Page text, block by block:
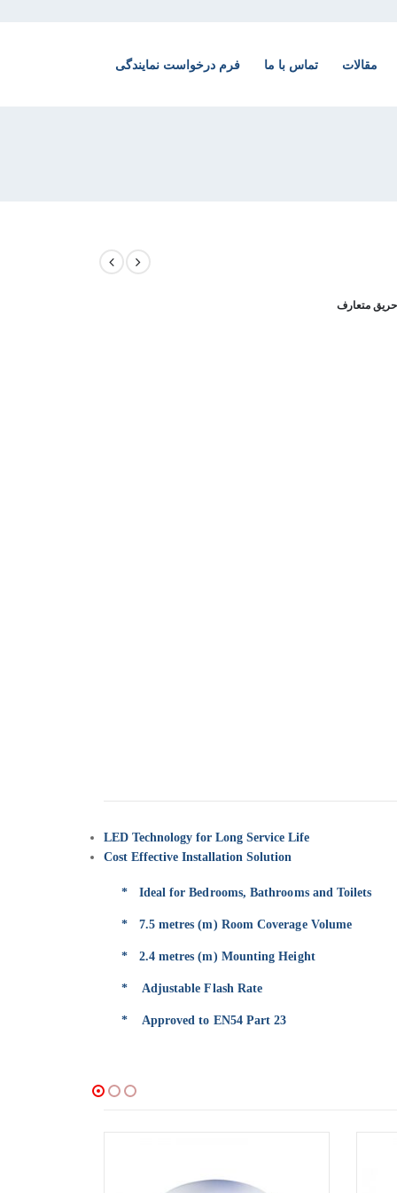
مقالات تماس با ما فرم درخواست نمایندگی
متعارف
LED Technology for Long Service Life
Cost Effective Installation Solution
* Ideal for Bedrooms, Bathrooms and Toilets
* 7.5 metres (m) Room Coverage Volume
* 2.4 metres (m) Mounting Height
* Adjustable Flash Rate
* Approved to EN54 Part 23